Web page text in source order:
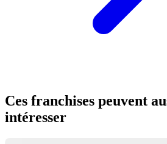
Ces franchises peuvent
intéresser